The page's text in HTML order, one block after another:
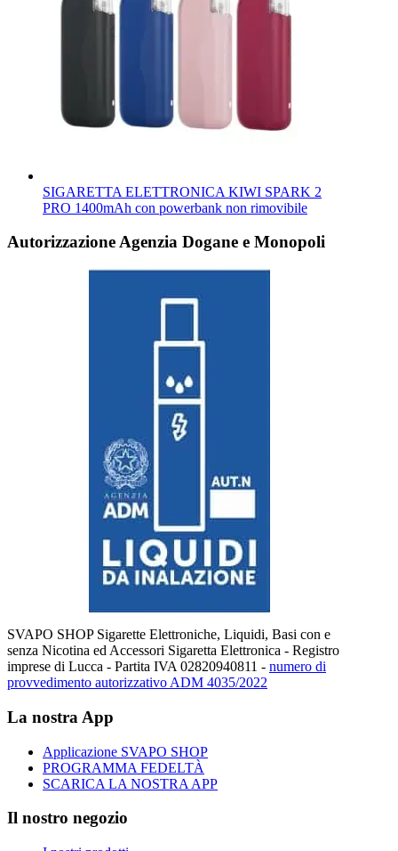
SIGARETTA ELETTRONICA KIWI SPARK 2
PRO 1400mAh con powerbank non rimovibile
Autorizzazione Agenzia Dogane e Monopoli
SVAPO SHOP Sigarette Elettroniche, Liquidi, Basi con e
senza Nicotina ed Accessori Sigaretta Elettronica - Registro
imprese di Lucca - Partita IVA 02820940811 - numero di
provvedimento autorizzativo ADM 4035/2022
La nostra App
Applicazione SVAPO SHOP
PROGRAMMA FEDELTÀ
SCARICA LA NOSTRA APP
Il nostro negozio